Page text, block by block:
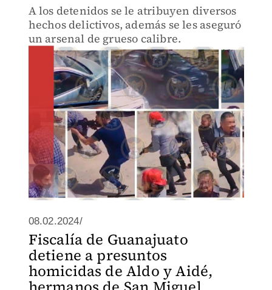
A los detenidos se le atribuyen diversos
hechos delictivos, además se les aseguró
un arsenal de grueso calibre.
08.02.2024/
Fiscalía de Guanajuato
detiene a presuntos
homicidas de Aldo y Aidé,